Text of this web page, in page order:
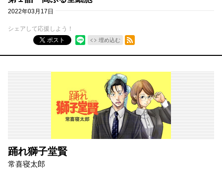
2022年03月17日
シェアして応援しよう！
ポスト
埋め込む
RSSフィード
踊れ獅子堂賢
常喜寝太郎